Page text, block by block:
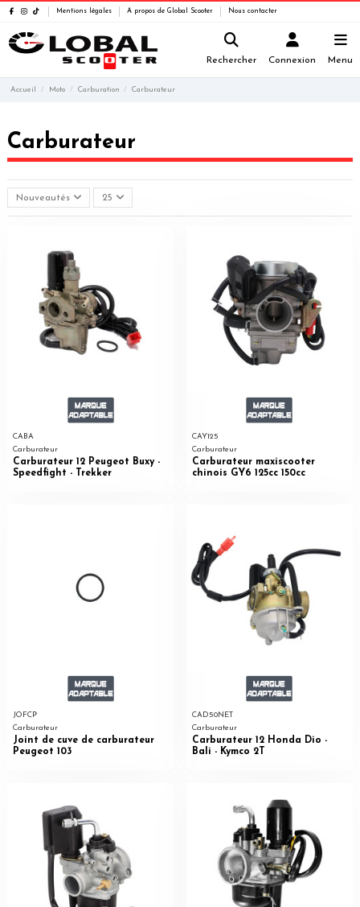
Mentions légales A propos de Global Scooter Nous contacter
Rechercher Connexion Menu
Accueil Moto Carburation Carburateur
Carburateur
Nouveautés 25
CABA
Carburateur
Carburateur 12 Peugeot Buxy -
Speedfight - Trekker
CAY125
Carburateur
Carburateur maxiscooter
chinois GY6 125cc 150cc
JOFCP
Carburateur
Joint de cuve de carburateur
Peugeot 103
CAD50NET
Carburateur
Carburateur 12 Honda Dio -
Bali - Kymco 2T